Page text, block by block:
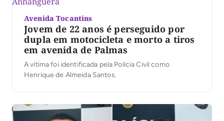
Avenida Tocantins
Jovem de 22 anos é perseguido por
dupla em motocicleta e morto a tiros
em avenida de Palmas
A vítima foi identificada pela Polícia Civil como
Henrique de Almeida Santos.